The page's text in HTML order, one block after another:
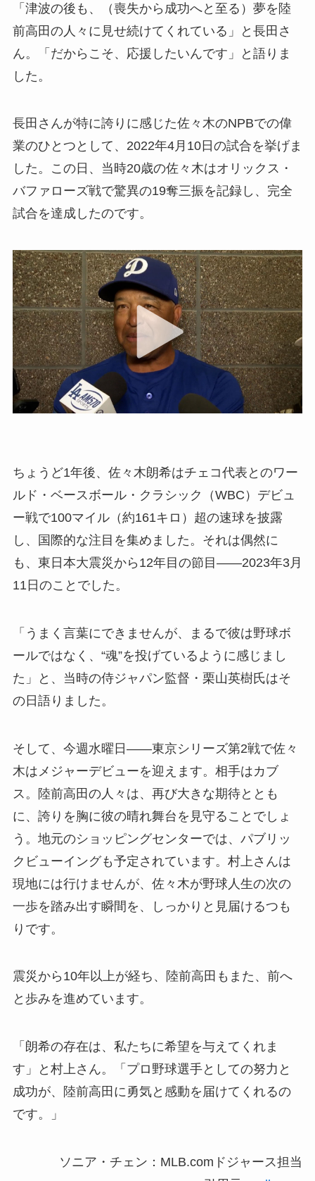
「津波の後も、（喪失から成功へと至る）夢を陸
前高田の人々に見せ続けてくれている」と長田さ
ん。「だからこそ、応援したいんです」と語りま
した。
長田さんが特に誇りに感じた佐々木のNPBでの偉
業のひとつとして、2022年4月10日の試合を挙げま
した。この日、当時20歳の佐々木はオリックス・
バファローズ戦で驚異の19奪三振を記録し、完全
試合を達成したのです。
ちょうど1年後、佐々木朗希はチェコ代表とのワー
ルド・ベースボール・クラシック（WBC）デビュ
ー戦で100マイル（約161キロ）超の速球を披露
し、国際的な注目を集めました。それは偶然に
も、東日本大震災から12年目の節目――2023年3月
11日のことでした。
「うまく言葉にできませんが、まるで彼は野球ボ
ールではなく、“魂”を投げているように感じまし
た」と、当時の侍ジャパン監督・栗山英樹氏はそ
の日語りました。
そして、今週水曜日――東京シリーズ第2戦で佐々
木はメジャーデビューを迎えます。相手はカブ
ス。陸前高田の人々は、再び大きな期待ととも
に、誇りを胸に彼の晴れ舞台を見守ることでしょ
う。地元のショッピングセンターでは、パブリッ
クビューイングも予定されています。村上さんは
現地には行けませんが、佐々木が野球人生の次の
一歩を踏み出す瞬間を、しっかりと見届けるつも
りです。
震災から10年以上が経ち、陸前高田もまた、前へ
と歩みを進めています。
「朗希の存在は、私たちに希望を与えてくれま
す」と村上さん。「プロ野球選手としての努力と
成功が、陸前高田に勇気と感動を届けてくれるの
です。」
ソニア・チェン：MLB.comドジャース担当